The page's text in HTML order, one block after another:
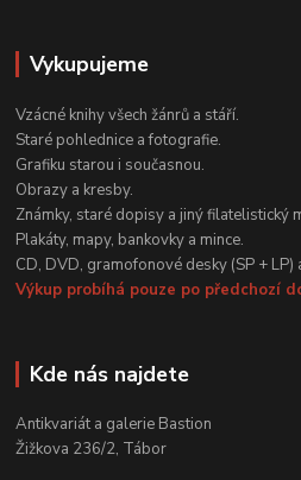
Vykupujeme
Vzácné knihy všech žánrů a stáří.
Staré pohlednice a fotografie.
Grafiku starou i současnou.
Obrazy a kresby.
Známky, staré dopisy a jiný filatelistický
Plakáty, mapy, bankovky a mince.
CD, DVD, gramofonové desky (SP +
Výkup probíhá pouze po předchozí
Kde nás najdete
Antikvariát a galerie Bastion
Žižkova 236/2, Tábor